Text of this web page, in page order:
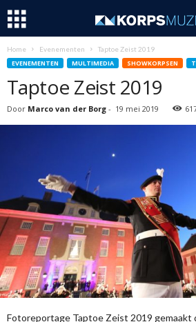
Home Evenementen Taptoe Zeist 2019
EVENEMENTEN MULTIMEDIA SHOWKORPSEN
Taptoe Zeist 2019
Door Marco van der Borg - 19 mei 2019
Fotoreportage Taptoe Zeist 2019 gemaakt